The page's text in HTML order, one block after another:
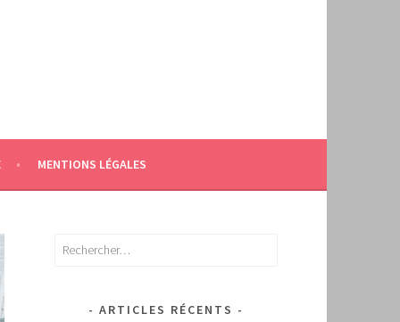
MENTIONS LÉGALES
Rechercher :
ARTICLES RÉCENTS